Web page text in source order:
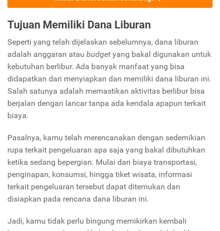
Tujuan Memiliki Dana Liburan
Seperti yang telah dijelaskan sebelumnya, dana liburan
adalah anggaran atau budget yang bakal digunakan untuk
kebutuhan berlibur. Ada banyak manfaat yang bisa
didapatkan dari menyiapkan dan memiliki dana liburan ini.
Salah satunya adalah memastikan aktivitas berlibur bisa
berjalan dengan lancar tanpa ada kendala apapun terkait
biaya.
Pasalnya, kamu telah merencanakan dengan sedemikian
rupa terkait pengeluaran apa saja yang bakal dibutuhkan
ketika sedang bepergian. Mulai dari biaya transportasi,
penginapan, konsumsi, hingga tiket wisata, informasi
terkait pengeluaran tersebut dapat ditemukan dan
disiapkan pada rencana dana liburan ini.
Jadi, kamu tidak perlu bingung memikirkan kembali